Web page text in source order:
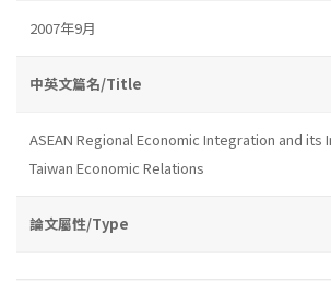
2007年9月
中英文篇名/Title
ASEAN Regional Economic Integration and its
Taiwan Economic Relations
論文屬性/Type